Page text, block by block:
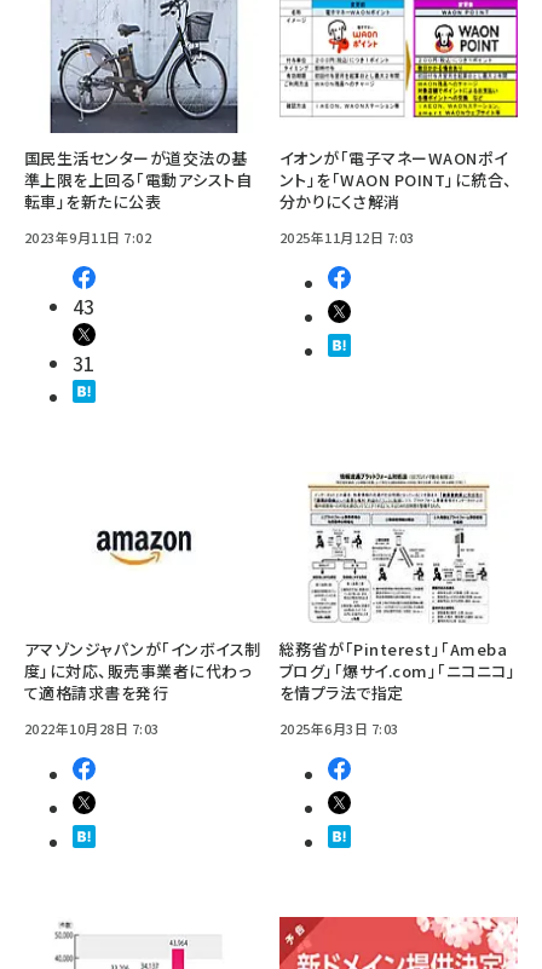
国民生活センターが道交法の基
準上限を上回る「電動アシスト自
転車」を新たに公表
2023年9月11日 7:02
43
31
イオンが「電子マネーWAONポイ
ント」を「WAON POINT」に統合、
分かりにくさ解消
2025年11月12日 7:03
アマゾンジャパンが「インボイス制
度」に対応、販売事業者に代わっ
て適格請求書を発行
2022年10月28日 7:03
総務省が「Pinterest」「Ameba
ブログ」「爆サイ.com」「ニコニコ」
を情プラ法で指定
2025年6月3日 7:03